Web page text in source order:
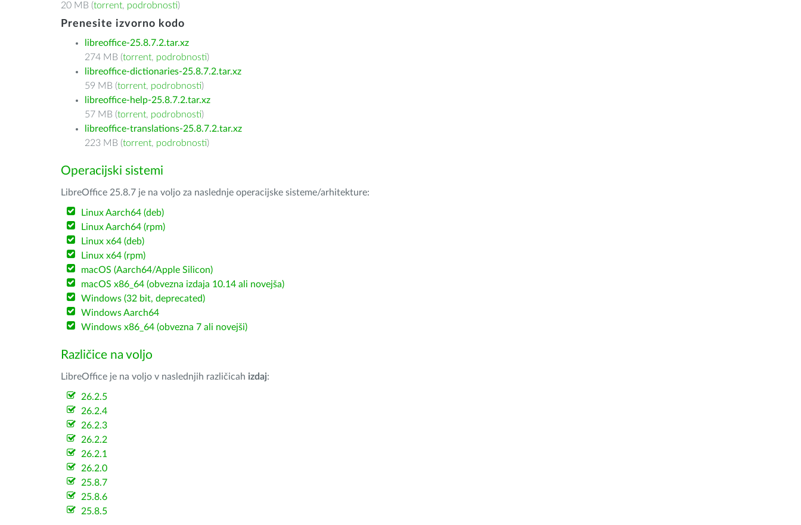
20 MB (torrent, podrobnosti)
Prenesite izvorno kodo
libreoffice-25.8.7.2.tar.xz
274 MB (torrent, podrobnosti)
libreoffice-dictionaries-25.8.7.2.tar.xz
59 MB (torrent, podrobnosti)
libreoffice-help-25.8.7.2.tar.xz
57 MB (torrent, podrobnosti)
libreoffice-translations-25.8.7.2.tar.xz
223 MB (torrent, podrobnosti)
Operacijski sistemi
LibreOffice 25.8.7 je na voljo za naslednje operacijske sisteme/arhitekture:
Linux Aarch64 (deb)
Linux Aarch64 (rpm)
Linux x64 (deb)
Linux x64 (rpm)
macOS (Aarch64/Apple Silicon)
macOS x86_64 (obvezna izdaja 10.14 ali novejša)
Windows (32 bit, deprecated)
Windows Aarch64
Windows x86_64 (obvezna 7 ali novejši)
Različice na voljo
LibreOffice je na voljo v naslednjih različicah izdaj:
26.2.5
26.2.4
26.2.3
26.2.2
26.2.1
26.2.0
25.8.7
25.8.6
25.8.5